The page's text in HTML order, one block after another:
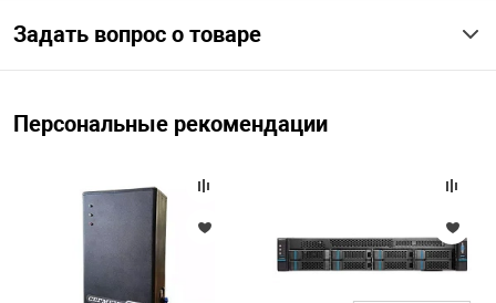
Задать вопрос о товаре
Персональные рекомендации